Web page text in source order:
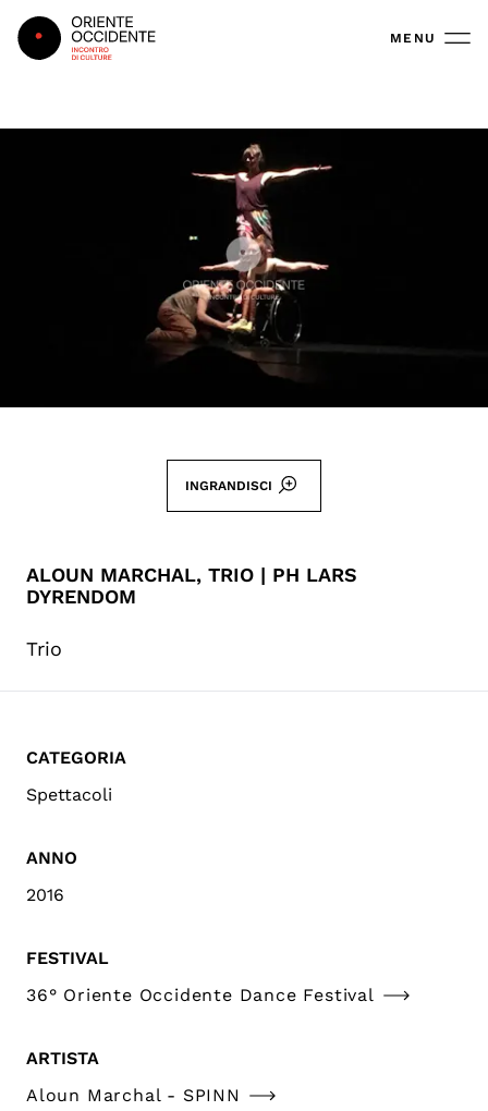
Oriente Occidente MENU
INGRANDISCI
ALOUN MARCHAL, TRIO | PH LARS
DYRENDOM
Trio
CATEGORIA
Spettacoli
ANNO
2016
FESTIVAL
36° Oriente Occidente Dance Festival
ARTISTA
Aloun Marchal - SPINN